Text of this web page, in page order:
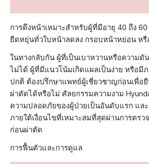
การดึงหน้าเหมาะสำหรับผู้ที่มีอายุ 40 ถึง
ยืดหยุ่นทั่วใบหน้าลดลง กรอบหน้าหย่อน ห
ในทางกลับกัน ผู้ที่เป็นเบาหวานหรือความดั
ไม่ได้ ผู้ที่มีแนวโน้มเกิดแผลเป็นง่าย หรือมี
ปกติ ต้องปรึกษาแพทย์ผู้เชี่ยวชาญก่อนเพื่อ
ผ่าตัดได้หรือไม่ ศัลยกรรมความงาม
ความปลอดภัยของผู้ป่วยเป็นอันดับแรก แล
ภายใต้เงื่อนไขที่เหมาะสมที่สุดผ่านการตรว
ก่อนผ่าตัด
การฟื้นตัวและการดูแล